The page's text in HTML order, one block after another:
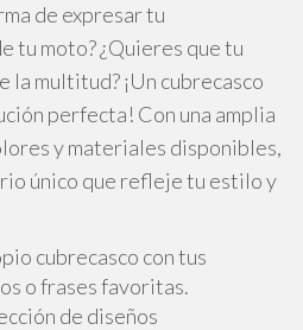
de expresar tu
tu moto? ¿Quieres que tu
multitud? ¡Un cubrecasco
perfecta! Con una amplia
y materiales disponibles,
único que refleje tu estilo y
cubrecasco con tus
o frases favoritas.
de diseños